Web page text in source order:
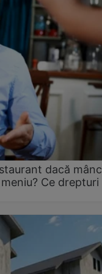
dacă
Ce drepturi